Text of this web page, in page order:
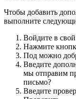
Чтобы добавить
выполните
Войдите в
Нажмите
Под можно
Введите
мы отправим
письмо?
Введите